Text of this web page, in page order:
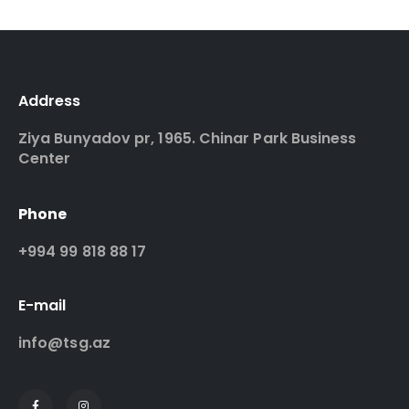
Address
Ziya Bunyadov pr, 1965. Chinar Park Business
Center
Phone
+994 99 818 88 17
E-mail
info@tsg.az